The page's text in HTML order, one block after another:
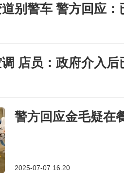
别警车 警方回应：
店员：政府介入后
警方回应金毛疑在
2025-07-07 16:20